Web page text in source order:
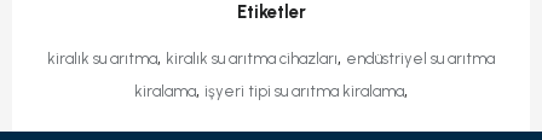
Etiketler
kiralık su arıtma, kiralık su arıtma cihazları, endüstriyel su arıtma
kiralama, işyeri tipi su arıtma kiralama,